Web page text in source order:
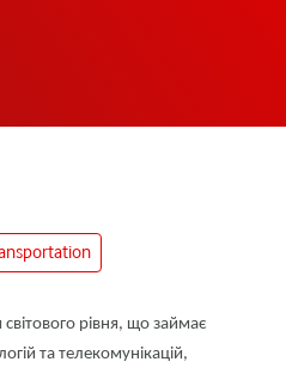
рівня, що займає
та телекомунікацій,